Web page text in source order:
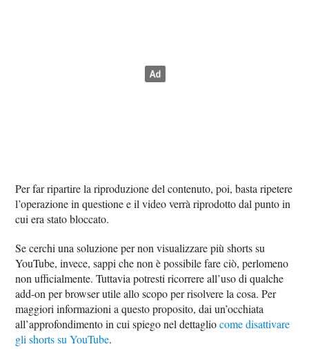
Per far ripartire la riproduzione del contenuto, poi, basta ripetere
l’operazione in questione e il video verrà riprodotto dal punto in
cui era stato bloccato.
Se cerchi una soluzione per non visualizzare più shorts su
YouTube, invece, sappi che non è possibile fare ciò, perlomeno
non ufficialmente. Tuttavia potresti ricorrere all’uso di qualche
add-on per browser utile allo scopo per risolvere la cosa. Per
maggiori informazioni a questo proposito, dai un’occhiata
all’approfondimento in cui spiego nel dettagliocome disattivare
gli shorts su YouTube.